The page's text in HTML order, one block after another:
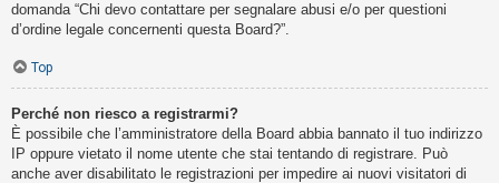
domanda “Chi devo contattare per segnalare abusi e/o per questioni
d’ordine legale concernenti questa Board?”.
Top
Perché non riesco a registrarmi?
È possibile che l’amministratore della Board abbia bannato il tuo indirizzo
IP oppure vietato il nome utente che stai tentando di registrare. Può
anche aver disabilitato le registrazioni per impedire ai nuovi visitatori di